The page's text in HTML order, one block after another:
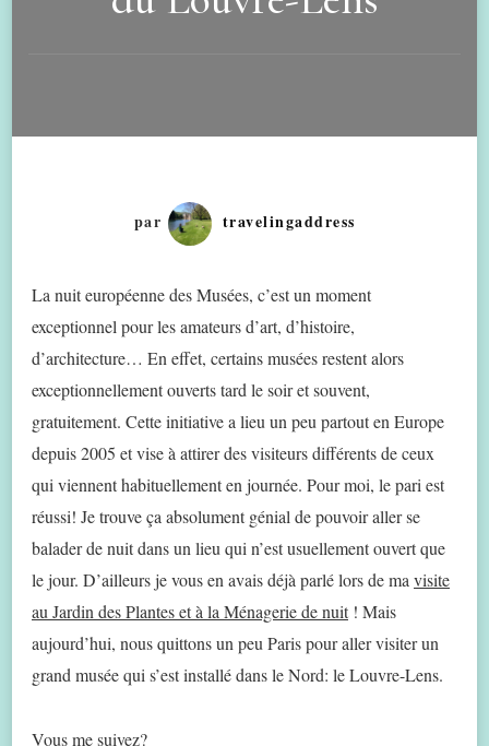
par travelingaddress
La nuit européenne des Musées, c’est un moment
exceptionnel pour les amateurs d’art, d’histoire,
d’architecture… En effet, certains musées restent alors
exceptionnellement ouverts tard le soir et souvent,
gratuitement. Cette initiative a lieu un peu partout en Europe
depuis 2005 et vise à attirer des visiteurs différents de ceux
qui viennent habituellement en journée. Pour moi, le pari est
réussi! Je trouve ça absolument génial de pouvoir aller se
balader de nuit dans un lieu qui n’est usuellement ouvert que
le jour. D’ailleurs je vous en avais déjà parlé lors de ma visite
au Jardin des Plantes et à la Ménagerie de nuit! Mais
aujourd’hui, nous quittons un peu Paris pour aller visiter un
grand musée qui s’est installé dans le Nord: le Louvre-Lens.
Vous me suivez?